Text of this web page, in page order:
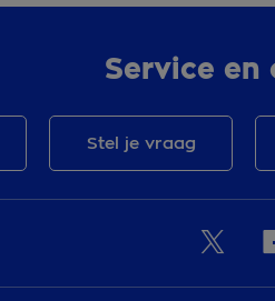
Service en
Stel je vraag